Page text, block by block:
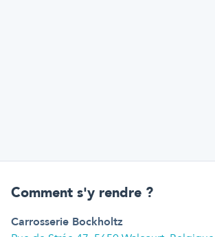
Comment s'y rendre ?
Carrosserie Bockholtz